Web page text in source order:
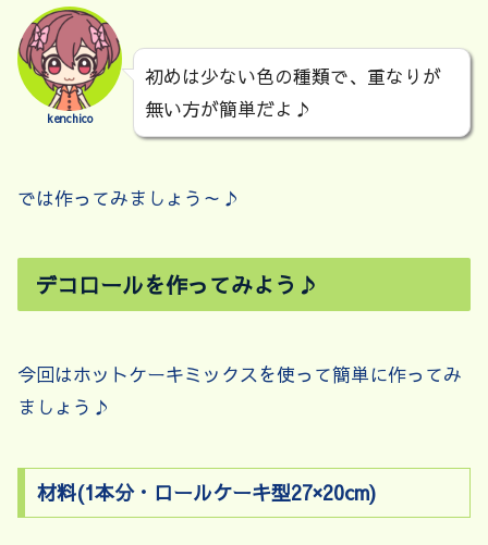
kenchico
初めは少ない色の種類で、重なりが
無い方が簡単だよ♪
では作ってみましょう～♪
デコロールを作ってみよう♪
今回はホットケーキミックスを使って簡単に作ってみ
ましょう♪
材料(1本分・ロールケーキ型27×20cm)